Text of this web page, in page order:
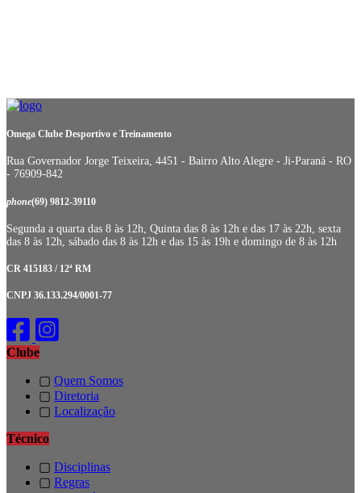
Omega Clube Desportivo e Treinamento
Rua Governador Jorge Teixeira, 4451 - Bairro Alto Alegre - Ji-Paraná - RO
- 76909-842
phone(69) 9812-39110
Segunda a quarta das 8 às 12h, Quinta das 8 às 12h e das 17 às 22h, sexta
das 8 às 12h, sábado das 8 às 12h e das 15 às 19h e domingo de 8 às 12h
CR 415183 / 12ª RM
CNPJ 36.133.294/0001-77
Clube
▢ Quem Somos
▢ Diretoria
▢ Localização
Técnico
▢ Disciplinas
▢ Regras